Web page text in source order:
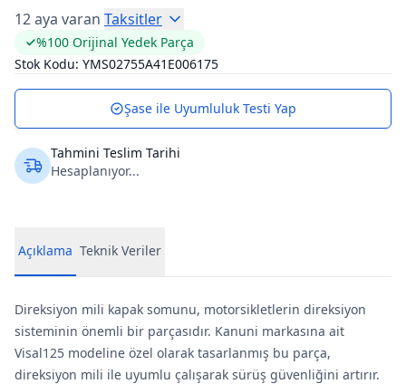
12 aya varan Taksitler
%100 Orijinal Yedek Parça
Stok Kodu: YMS02755A41E006175
Şase ile Uyumluluk Testi Yap
Tahmini Teslim Tarihi
Hesaplanıyor...
Açıklama Teknik Veriler
Direksiyon mili kapak somunu, motorsikletlerin direksiyon
sisteminin önemli bir parçasıdır. Kanuni markasına ait
Visal125 modeline özel olarak tasarlanmış bu parça,
direksiyon mili ile uyumlu çalışarak sürüş güvenliğini artırır.